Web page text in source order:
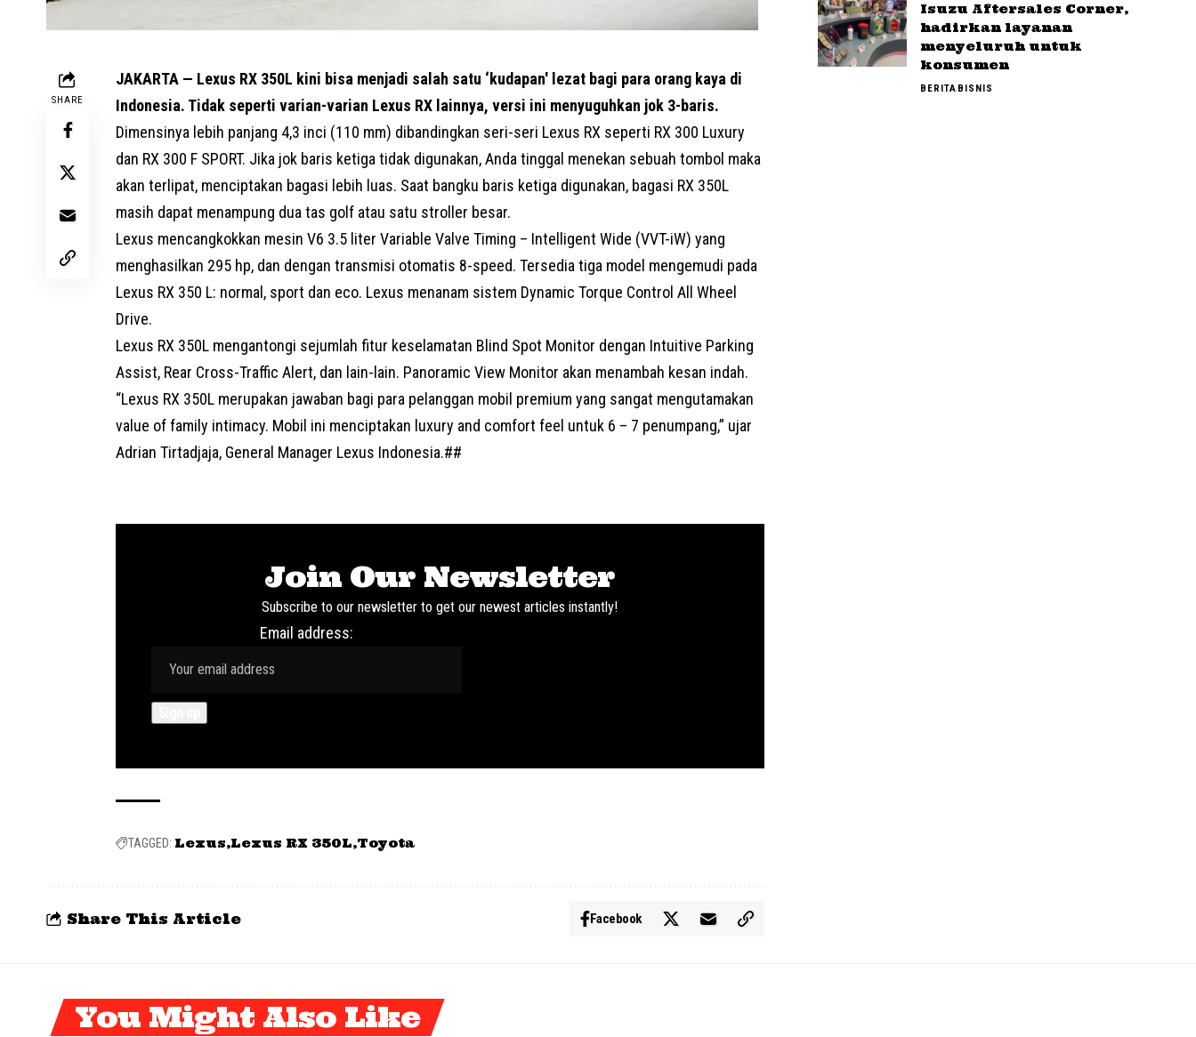
SHARE
JAKARTA — Lexus RX 350L kini bisa menjadi salah satu ‘kudapan' lezat bagi para orang kaya di
Indonesia. Tidak seperti varian-varian Lexus RX lainnya, versi ini menyuguhkan jok 3-baris.
Dimensinya lebih panjang 4,3 inci (110 mm) dibandingkan seri-seri Lexus RX seperti RX 300 Luxury
dan RX 300 F SPORT. Jika jok baris ketiga tidak digunakan, Anda tinggal menekan sebuah tombol maka
akan terlipat, menciptakan bagasi lebih luas. Saat bangku baris ketiga digunakan, bagasi RX 350L
masih dapat menampung dua tas golf atau satu stroller besar.
Lexus mencangkokkan mesin V6 3.5 liter Variable Valve Timing – Intelligent Wide (VVT-iW) yang
menghasilkan 295 hp, dan dengan transmisi otomatis 8-speed. Tersedia tiga model mengemudi pada
Lexus RX 350 L: normal, sport dan eco. Lexus menanam sistem Dynamic Torque Control All Wheel
Drive.
Lexus RX 350L mengantongi sejumlah fitur keselamatan Blind Spot Monitor dengan Intuitive Parking
Assist, Rear Cross-Traffic Alert, dan lain-lain. Panoramic View Monitor akan menambah kesan indah.
“Lexus RX 350L merupakan jawaban bagi para pelanggan mobil premium yang sangat mengutamakan
value of family intimacy. Mobil ini menciptakan luxury and comfort feel untuk 6 – 7 penumpang,” ujar
Adrian Tirtadjaja, General Manager Lexus Indonesia.##
Join Our Newsletter
Subscribe to our newsletter to get our newest articles instantly!
Email address:
TAGGED: Lexus Lexus RX 350L Toyota
Share This Article Facebook
Isuzu Aftersales Corner,
hadirkan layanan
menyeluruh untuk
konsumen
BERITABISNIS
You Might Also Like